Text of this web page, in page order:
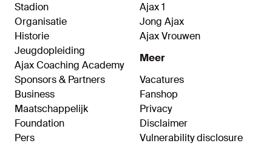
Stadion
Organisatie
Historie
Jeugdopleiding
Ajax Coaching Academy
Sponsors & Partners
Business
Maatschappelijk
Foundation
Pers
Ajax 1
Jong Ajax
Ajax Vrouwen
Meer
Vacatures
Fanshop
Privacy
Disclaimer
Vulnerability disclosure